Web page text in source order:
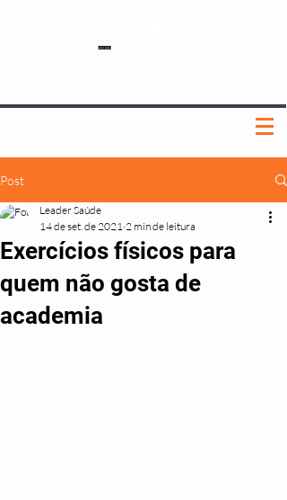
Post
Exercícios físicos para
quem não gosta de
academia
Leader Saúde
14 de set. de 2021 2 min de leitura